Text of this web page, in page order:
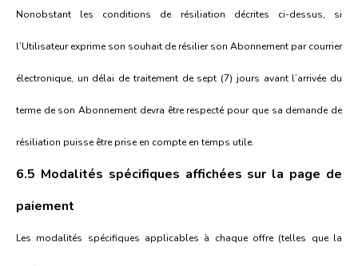
Nonobstant les conditions de résiliation décrites ci-dessus, si
l’Utilisateur exprime son souhait de résilier son Abonnement par courrier
électronique, un délai de traitement de sept (7) jours avant l’arrivée du
terme de son Abonnement devra être respecté pour que sa demande de
résiliation puisse être prise en compte en temps utile.
6.5 Modalités spécifiques affichées sur la page de
paiement
Les modalités spécifiques applicables à chaque offre (telles que la